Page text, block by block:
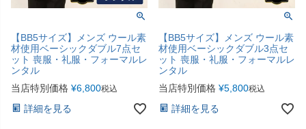
【BB5サイズ】メンズ ウール素
材使用ベーシックダブル7点セ
ット 喪服・礼服・フォーマルレ
ンタル
当店特別価格 ¥6,800税込
詳細を見る
【BB5サイズ】メンズ ウール素
材使用ベーシックダブル3点セ
ット 喪服・礼服・フォーマルレ
ンタル
当店特別価格 ¥5,800税込
詳細を見る